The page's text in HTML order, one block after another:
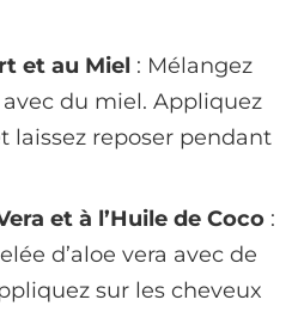
et au Miel : Mélangez
du miel. Appliquez
laissez reposer pendant
et à l’Huile de Coco :
d’aloe vera avec de
sur les cheveux